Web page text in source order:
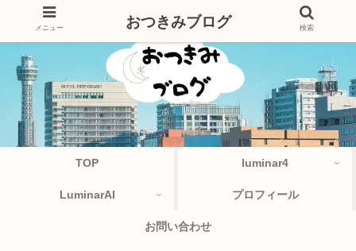
TOP luminar4
LuminarAI プロフィール
お問い合わせ
メニュー おつきみブログ 検索